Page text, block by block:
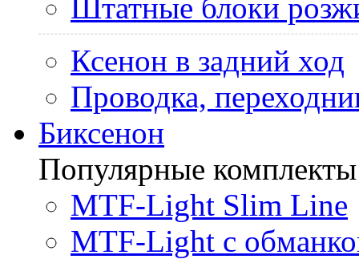
Штатные блоки
Ксенон в задний ход
Проводка,
Биксенон
Популярные комплекты
MTF-Light Slim Line
MTF-Light с